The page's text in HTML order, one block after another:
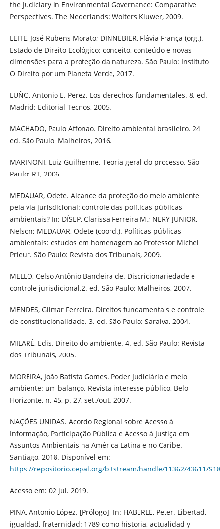
the Judiciary in Environmental Governance: Comparative
Perspectives. The Nederlands: Wolters Kluwer, 2009.
LEITE, José Rubens Morato; DINNEBIER, Flávia França (org.).
Estado de Direito Ecológico: conceito, conteúdo e novas
dimensões para a proteção da natureza. São Paulo: Instituto
O Direito por um Planeta Verde, 2017.
LUÑO, Antonio E. Perez. Los derechos fundamentales. 8. ed.
Madrid: Editorial Tecnos, 2005.
MACHADO, Paulo Affonao. Direito ambiental brasileiro. 24
ed. São Paulo: Malheiros, 2016.
MARINONI, Luiz Guilherme. Teoria geral do processo. São
Paulo: RT, 2006.
MEDAUAR, Odete. Alcance da proteção do meio ambiente
pela via jurisdicional: controle das políticas públicas
ambientais? In: DÍSEP, Clarissa Ferreira M.; NERY JUNIOR,
Nelson; MEDAUAR, Odete (coord.). Políticas públicas
ambientais: estudos em homenagem ao Professor Michel
Prieur. São Paulo: Revista dos Tribunais, 2009.
MELLO, Celso Antônio Bandeira de. Discricionariedade e
controle jurisdicional.2. ed. São Paulo: Malheiros, 2007.
MENDES, Gilmar Ferreira. Direitos fundamentais e controle
de constitucionalidade. 3. ed. São Paulo: Saraiva, 2004.
MILARÉ, Edis. Direito do ambiente. 4. ed. São Paulo: Revista
dos Tribunais, 2005.
MOREIRA, João Batista Gomes. Poder Judiciário e meio
ambiente: um balanço. Revista interesse público, Belo
Horizonte, n. 45, p. 27, set./out. 2007.
NAÇÕES UNIDAS. Acordo Regional sobre Acesso à
Informação, Participação Pública e Acesso à Justiça em
Assuntos Ambientais na América Latina e no Caribe.
Santiago, 2018. Disponível em:
https://repositorio.cepal.org/bitstream/handle/11362/43611/
Acesso em: 02 jul. 2019.
PINA, Antonio López. [Prólogo]. In: HÄBERLE, Peter. Libertad,
igualdad, fraternidad: 1789 como historia, actualidad y